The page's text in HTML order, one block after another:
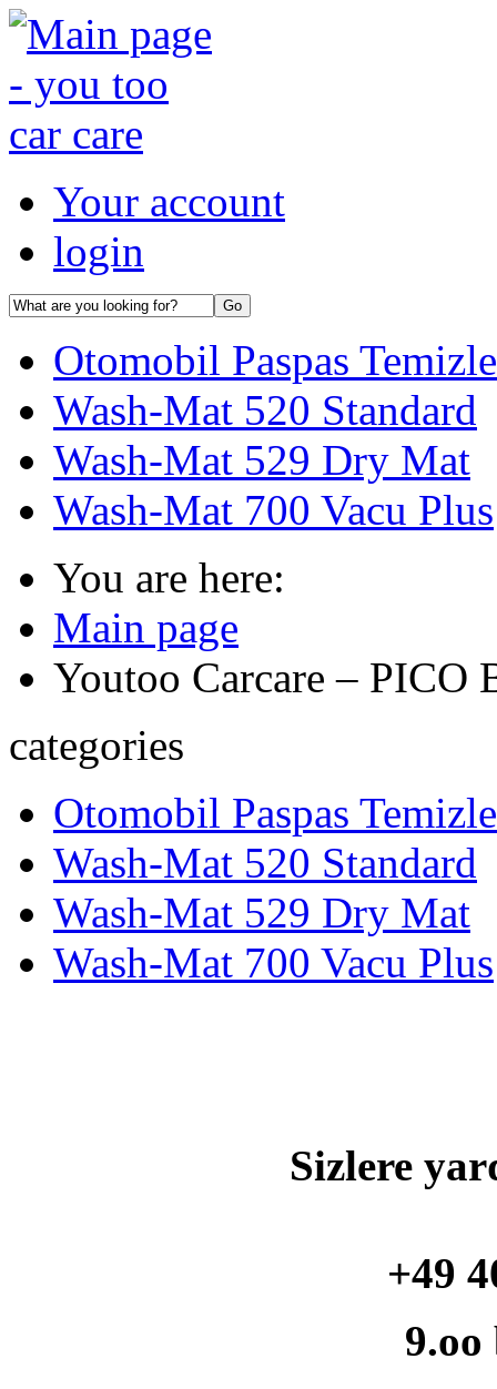
Your account
login
Otomobil Paspas
Wash-Mat 520 Standard
Wash-Mat 529 Dry Mat
Wash-Mat 700 Vacu Plus
You are here:
Main page
Youtoo Carcare – PICO
categories
Otomobil Paspas
Wash-Mat 520 Standard
Wash-Mat 529 Dry Mat
Wash-Mat 700 Vacu Plus
Sizlere
+49
9.oo